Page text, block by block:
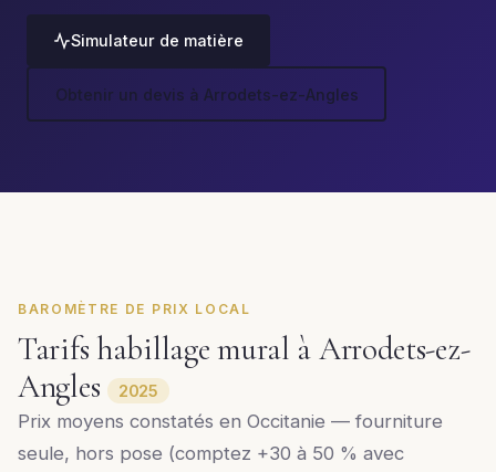
Simulateur de matière
Obtenir un devis à Arrodets-ez-Angles
BAROMÈTRE DE PRIX LOCAL
Tarifs habillage mural à Arrodets-ez-
Angles
2025
Prix moyens constatés en Occitanie — fourniture
seule, hors pose (comptez +30 à 50 % avec